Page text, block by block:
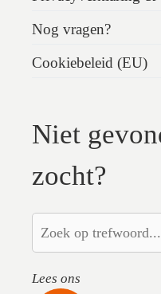
Nog vragen?
Cookiebeleid (EU)
Niet
zocht?
Lees ons